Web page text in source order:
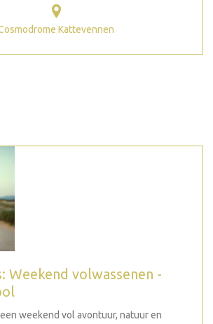
Kattevennen
Weekend volwassenen -
weekend vol avontuur, natuur en